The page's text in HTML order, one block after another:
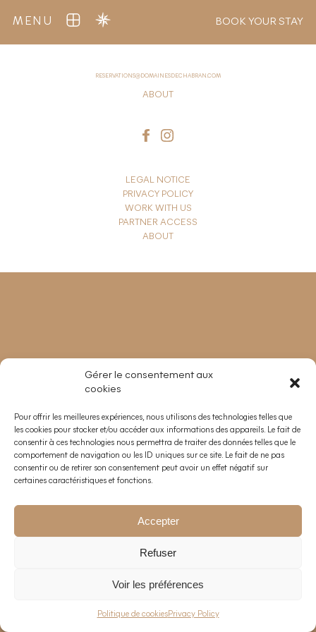
Gérer le consentement aux
cookies
Pour offrir les meilleures expériences, nous utilisons des technologies telles que
les cookies pour stocker et/ou accéder aux informations des appareils. Le fait de
consentir à ces technologies nous permettra de traiter des données telles que le
comportement de navigation ou les ID uniques sur ce site. Le fait de ne pas
consentir ou de retirer son consentement peut avoir un effet négatif sur
certaines caractéristiques et fonctions.
Accepter
Refuser
Voir les préférences
Politique de cookiesPrivacy Policy
MENU BOOK YOUR STAY
RESERVATIONS@DOMAINESDECHABRAN.COM
ABOUT
LEGAL NOTICE
PRIVACY POLICY
WORK WITH US
PARTNER ACCESS
ABOUT